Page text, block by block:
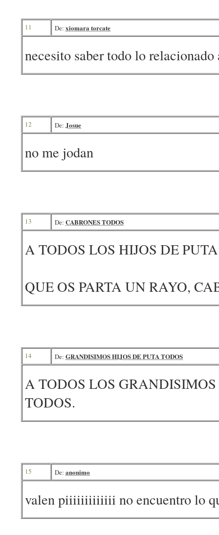
11 De: xiomara torcate
necesito saber todo lo
12 De: Josue
no me jodan
13 De: CABRONES TODOS
A TODOS LOS HIJOS DE
QUE OS PARTA UN RAYO,
14 De: GRANDISIMOS HIJOS DE PUTA TODOS
A TODOS LOS
TODOS.
15 De: anonimo
valen piiiiiiiiiiiii no encuentro lo